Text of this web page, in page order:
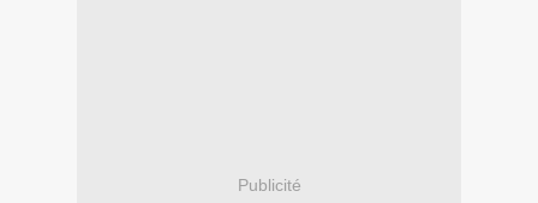
Publicité